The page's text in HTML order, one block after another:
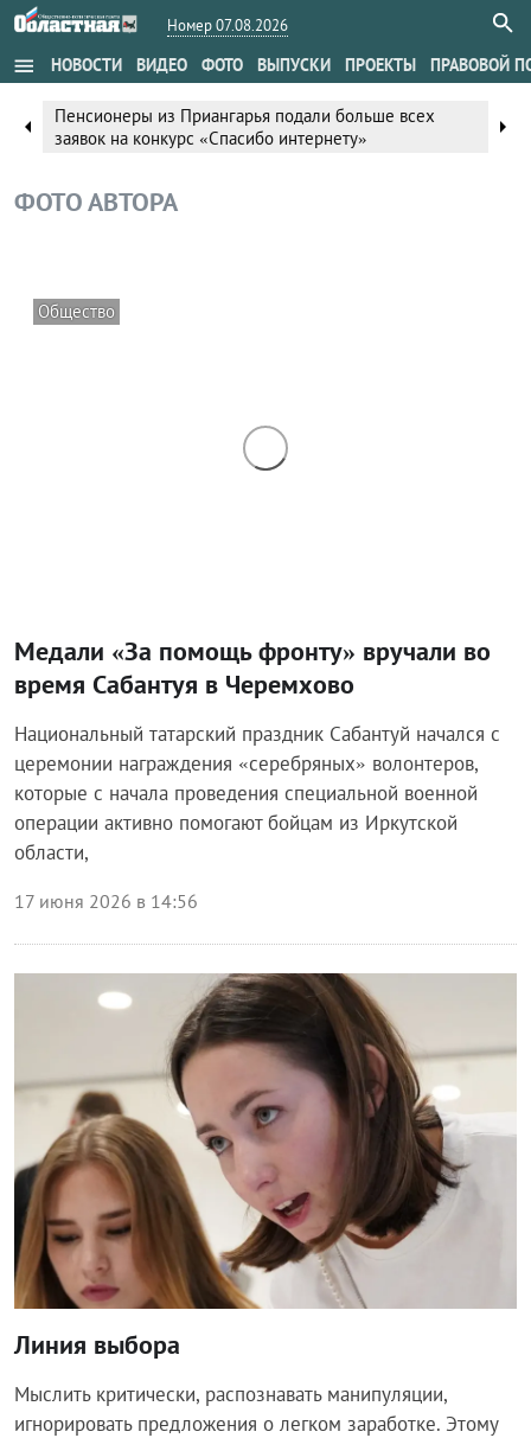
Номер 07.08.2026
menu НОВОСТИ ВИДЕО ФОТО ВЫПУСКИ ПРОЕКТЫ ПРАВОВОЙ
arrow_left
Пенсионеры из Приангарья подали больше всех
заявок на конкурс «Спасибо интернету»
arrow_right
ФОТО АВТОРА
Общество
Медали «За помощь фронту» вручали во
время Сабантуя в Черемхово
Национальный татарский праздник Сабантуй начался с
церемонии награждения «серебряных» волонтеров,
которые с начала проведения специальной военной
операции активно помогают бойцам из Иркутской
области,
17 июня 2026 в 14:56
Общество
Линия выбора
Мыслить критически, распознавать манипуляции,
игнорировать предложения о легком заработке. Этому